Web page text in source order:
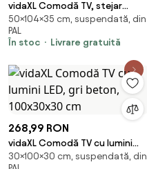
vidaXL Comodă TV, stejar
sonoma, 104x35x50 cm, lemn
compozit
50×104×35 cm, suspendată, din
PAL
În stoc
Livrare gratuită
268,99 RON
vidaXL Comodă TV cu lumini
LED, gri beton, 100x30x30 cm
30×100×30 cm, suspendată, din